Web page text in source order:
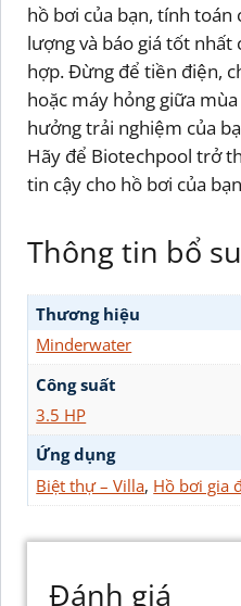
hồ bơi của bạn, tính toán
lượng và báo giá tốt
hợp. Đừng để tiền điện,
hoặc máy hỏng giữa
hưởng trải nghiệm của
Hãy để Biotechpool trở
tin cậy cho hồ bơi của
Thông tin bổ
Thương hiệu
Minderwater
Công suất
3.5 HP
Ứng dụng
Biệt thự – Villa, Hồ bơi gia
Đánh giá